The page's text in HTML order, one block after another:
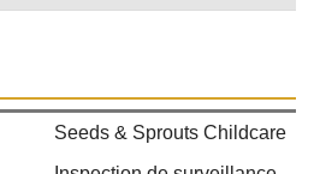
Seeds & Sprouts Childcare